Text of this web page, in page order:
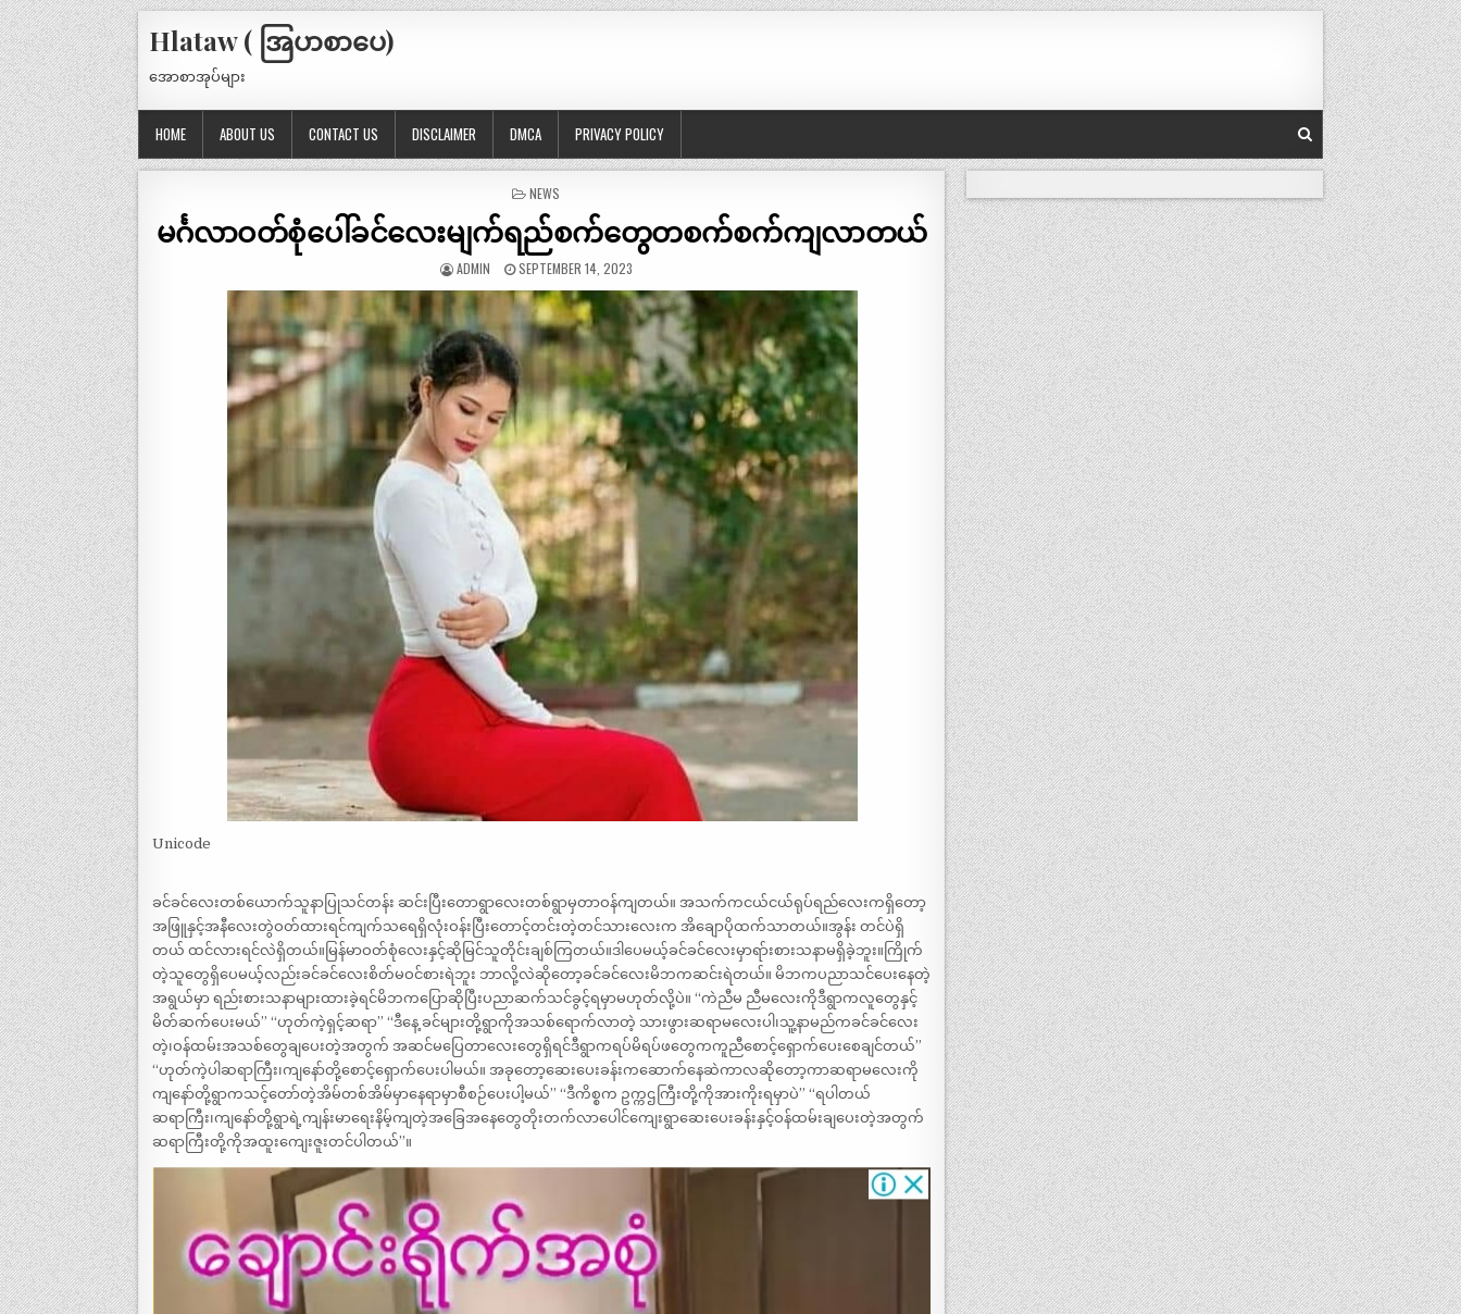
Hlataw ( အြပာစာပေ)
အောစာအုပ်များ
HOME ABOUT US CONTACT US DISCLAIMER DMCA PRIVACY POLICY
POSTED
NEWS
မင်္ဂလာဝတ်စုံပေါ်ခင်လေးမျက်ရည်စက်တွေတစက်စက်ကျလာတယ်
ADMIN SEPTEMBER 14, 2023
Unicode
ခင်ခင်လေးတစ်ယောက်သူနာပြုသင်တန်း ဆင်းပြီးတောရွာလေးတစ်ရွာမှတာဝန်ကျတယ်။ အသက်ကငယ်ငယ်ရုပ်ရည်လေးကရှိတော့
အဖြူနှင့်အနီလေးတွဲဝတ်ထားရင်ကျက်သရေရှိလုံးဝန်းပြီးတောင့်တင်းတဲ့တင်သားလေးက အိချောပိုထက်သာတယ်။အွန်း တင်ပဲရှိ
တယ် ထင်လားရင်လဲရှိတယ်။မြန်မာဝတ်စုံလေးနှင့်ဆိုမြင်သူတိုင်းချစ်ကြတယ်။ဒါပေမယ့်ခင်ခင်လေးမှာရာ်းစားသနာမရှိခဲ့ဘူး။ကြိုက်
တဲ့သူတွေရှိပေမယ့်လည်းခင်ခင်လေးစိတ်မဝင်စားရဲဘူး ဘာလို့လဲဆိုတော့ခင်ခင်လေးမိဘကဆင်းရဲတယ်။ မိဘကပညာသင်ပေးနေတဲ့
အရွယ်မှာ ရည်းစားသနာများထားခဲ့ရင်မိဘကပြောဆိုပြီးပညာဆက်သင်ခွင့်ရမှာမဟုတ်လို့ပဲ။ “ကဲညီမ ညီမလေးကိုဒီရွာကလူတွေနှင့်
မိတ်ဆက်ပေးမယ်” “ဟုတ်ကဲ့ရှင့်ဆရာ” “ဒီနေ့ ခင်များတို့ရွာကိုအသစ်ရောက်လာတဲ့ သားဖွားဆရာမလေးပါ၊သူ့နာမည်ကခင်ခင်လေး
တဲ့၊ဝန်ထမ်းအသစ်တွေချပေးတဲ့အတွက် အဆင်မပြေတာလေးတွေရှိရင်ဒီရွာကရပ်မိရပ်ဖတွေကကူညီစောင့်ရှောက်ပေးစေချင်တယ်”
“ဟုတ်ကဲ့ပါဆရာကြီး၊ကျနော်တို့စောင့်ရှောက်ပေးပါမယ်။ အခုတော့ဆေးပေးခန်းကဆောက်နေဆဲကာလဆိုတော့ကာဆရာမလေးကို
ကျနော်တို့ရွာကသင့်တော်တဲ့အိမ်တစ်အိမ်မှာနေရာမှာစီစဉ်ပေးပါ့မယ်” “ဒီကိစ္စက ဥက္ကဌကြီးတို့ကိုအားကိုးရမှာပဲ” “ရပါတယ်
ဆရာကြီး၊ကျနော်တို့ရွာရဲ့ကျန်းမာရေးနိမ့်ကျတဲ့အခြေအနေတွေတိုးတက်လာပေါင်ကျေးရွာဆေးပေးခန်းနှင့်ဝန်ထမ်းချပေးတဲ့အတွက်
ဆရာကြီးတို့ကိုအထူးကျေးဇူးတင်ပါတယ်”။